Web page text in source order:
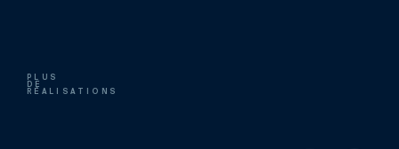
PLUS
DE
RÉALISATIONS